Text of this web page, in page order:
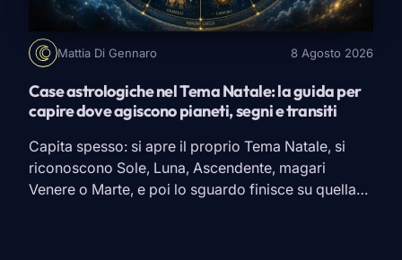
Mattia Di Gennaro 8 Agosto 2026
Case astrologiche nel Tema Natale: la guida per
capire dove agiscono pianeti, segni e transiti
Capita spesso: si apre il proprio Tema Natale, si
riconoscono Sole, Luna, Ascendente, magari
Venere o Marte, e poi lo sguardo finisce su quella